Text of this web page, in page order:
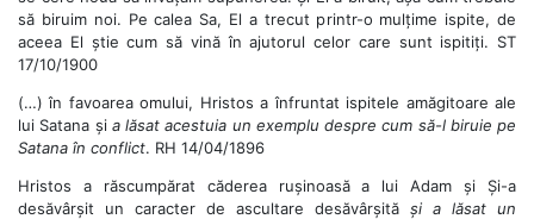
să biruim noi. Pe calea Sa, El a trecut printr-o mulțime ispite, de
aceea El știe cum să vină în ajutorul celor care sunt ispitiți. ST
17/10/1900
(…) în favoarea omului, Hristos a înfruntat ispitele amăgitoare ale
lui Satana și a lăsat acestuia un exemplu despre cum să-l biruie pe
Satana în conflict. RH 14/04/1896
Hristos a răscumpărat căderea rușinoasă a lui Adam și Și-a
desăvârșit un caracter de ascultare desăvârșită și a lăsat un